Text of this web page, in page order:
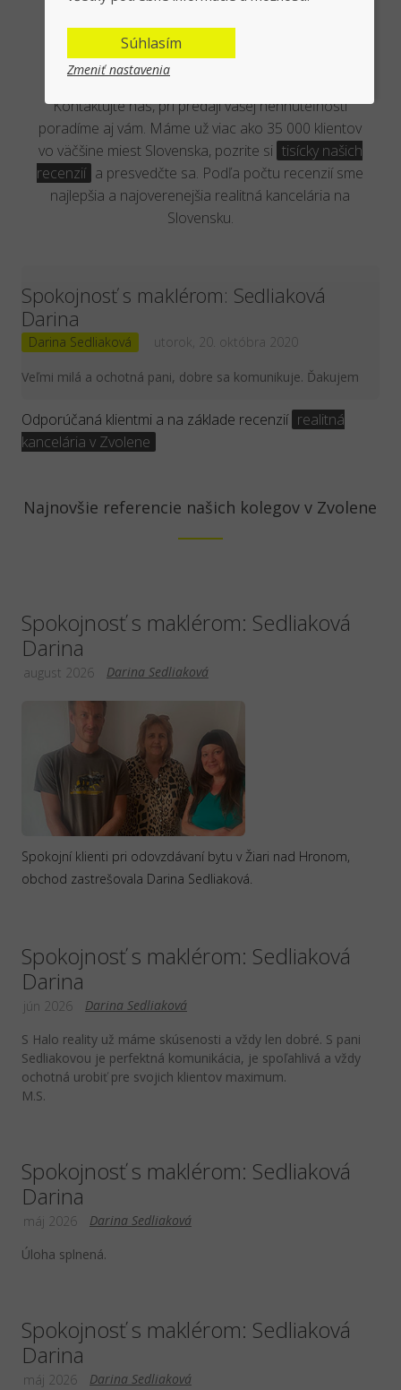
Overená kancelária reálnymi
klientmi
Kontaktujte nás, pri predaji vašej nehnuteľnosti
poradíme aj vám. Máme už viac ako 35 000 klientov
vo väčšine miest Slovenska, pozrite si tisícky našich
recenzií a presvedčte sa. Podľa počtu recenzií sme
najlepšia a najoverenejšia realitná kancelária na
Slovensku.
Spokojnosť s maklérom: Sedliaková
Darina
Darina Sedliaková utorok, 20. októbra 2020
Veľmi milá a ochotná pani, dobre sa komunikuje. Ďakujem
Odporúčaná klientmi a na základe recenzií realitná
kancelária v Zvolene
Najnovšie referencie našich kolegov v Zvolene
Spokojnosť s maklérom: Sedliaková
Darina
Darina Sedliaková
august 2026
Spokojní klienti pri odovzdávaní bytu v Žiari nad Hronom,
obchod zastrešovala Darina Sedliaková.
Spokojnosť s maklérom: Sedliaková
Darina
Darina Sedliaková
jún 2026
S Halo reality už máme skúsenosti a vždy len dobré. S pani
Sedliakovou je perfektná komunikácia, je spoľahlivá a vždy
ochotná urobiť pre svojich klientov maximum.
M.S.
Spokojnosť s maklérom: Sedliaková
Darina
Darina Sedliaková
máj 2026
Úloha splnená.
Spokojnosť s maklérom: Sedliaková
Darina
Darina Sedliaková
máj 2026
Súhlasím
Zmeniť nastavenia